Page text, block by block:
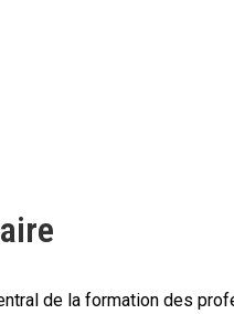
de la formation des